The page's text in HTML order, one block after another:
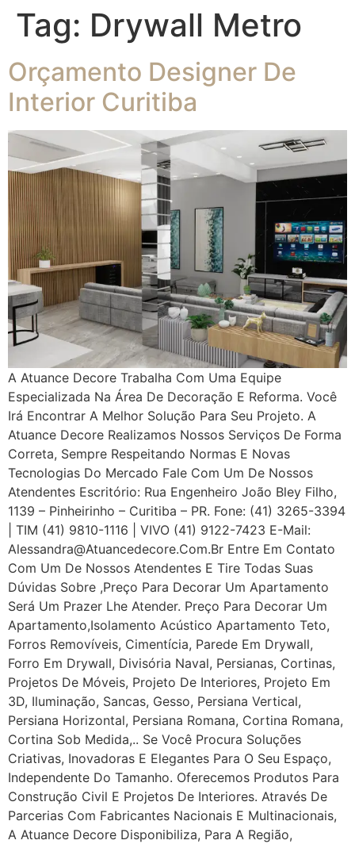
Tag: Drywall Metro
Orçamento Designer De
Interior Curitiba
A Atuance Decore Trabalha Com Uma Equipe
Especializada Na Área De Decoração E Reforma. Você
Irá Encontrar A Melhor Solução Para Seu Projeto. A
Atuance Decore Realizamos Nossos Serviços De Forma
Correta, Sempre Respeitando Normas E Novas
Tecnologias Do Mercado Fale Com Um De Nossos
Atendentes Escritório: Rua Engenheiro João Bley Filho,
1139 – Pinheirinho – Curitiba – PR. Fone: (41) 3265-3394
| TIM (41) 9810-1116 | VIVO (41) 9122-7423 E-Mail:
Alessandra@atuancedecore.com.br Entre Em Contato
Com Um De Nossos Atendentes E Tire Todas Suas
Dúvidas Sobre ,Preço Para Decorar Um Apartamento
Será Um Prazer Lhe Atender. Preço Para Decorar Um
Apartamento,Isolamento Acústico Apartamento Teto,
Forros Removíveis, Cimentícia, Parede Em Drywall,
Forro Em Drywall, Divisória Naval, Persianas, Cortinas,
Projetos De Móveis, Projeto De Interiores, Projeto Em
3D, Iluminação, Sancas, Gesso, Persiana Vertical,
Persiana Horizontal, Persiana Romana, Cortina Romana,
Cortina Sob Medida,.. Se Você Procura Soluções
Criativas, Inovadoras E Elegantes Para O Seu Espaço,
Independente Do Tamanho. Oferecemos Produtos Para
Construção Civil E Projetos De Interiores. Através De
Parcerias Com Fabricantes Nacionais E Multinacionais,
A Atuance Decore Disponibiliza, Para A Região,